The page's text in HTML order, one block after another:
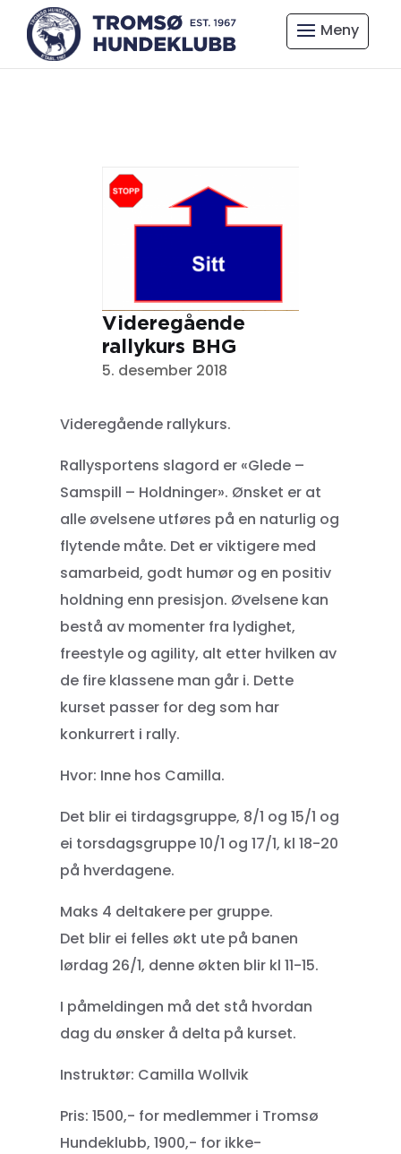
Videregående
rallykurs BHG
5. desember 2018
Videregående rallykurs.
Rallysportens slagord er «Glede –
Samspill – Holdninger». Ønsket er at
alle øvelsene utføres på en naturlig og
flytende måte. Det er viktigere med
samarbeid, godt humør og en positiv
holdning enn presisjon. Øvelsene kan
bestå av momenter fra lydighet,
freestyle og agility, alt etter hvilken av
de fire klassene man går i. Dette
kurset passer for deg som har
konkurrert i rally.
Hvor: Inne hos Camilla.
Det blir ei tirdagsgruppe, 8/1 og 15/1 og
ei torsdagsgruppe 10/1 og 17/1, kl 18-20
på hverdagene.
Maks 4 deltakere per gruppe.
Det blir ei felles økt ute på banen
lørdag 26/1, denne økten blir kl 11-15.
I påmeldingen må det stå hvordan
dag du ønsker å delta på kurset.
Instruktør: Camilla Wollvik
Pris: 1500,- for medlemmer i Tromsø
Hundeklubb, 1900,- for ikke-